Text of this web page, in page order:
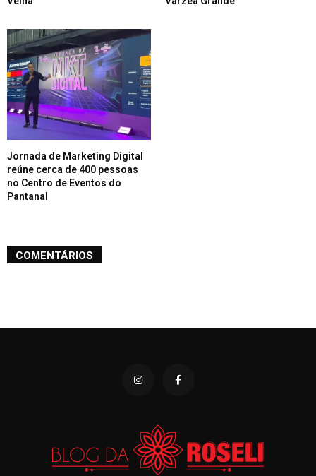
Jornada de Marketing Digital
reúne cerca de 400 pessoas
no Centro de Eventos do
Pantanal
COMENTÁRIOS